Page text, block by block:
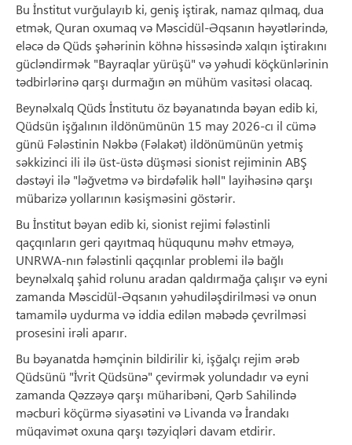
Bu İnstitut vurğulayıb ki, geniş iştirak, namaz qılmaq, dua
etmək, Quran oxumaq və Məscidül-Əqsanın həyətlərində,
eləcə də Qüds şəhərinin köhnə hissəsində xalqın iştirakını
gücləndirmək "Bayraqlar yürüşü" və yəhudi köçkünlərinin
tədbirlərinə qarşı durmağın ən mühüm vasitəsi olacaq.
Beynəlxalq Qüds İnstitutu öz bəyanatında bəyan edib ki,
Qüdsün işğalının ildönümünün 15 may 2026-cı il cümə
günü Fələstinin Nəkbə (Fəlakət) ildönümünün yetmiş
səkkizinci ili ilə üst-üstə düşməsi sionist rejiminin ABŞ
dəstəyi ilə "ləğvetmə və birdəfəlik həll" layihəsinə qarşı
mübarizə yollarının kəsişməsini göstərir.
Bu İnstitut bəyan edib ki, sionist rejimi fələstinli
qaçqınların geri qayıtmaq hüququnu məhv etməyə,
UNRWA-nın fələstinli qaçqınlar problemi ilə bağlı
beynəlxalq şahid rolunu aradan qaldırmağa çalışır və eyni
zamanda Məscidül-Əqsanın yəhudiləşdirilməsi və onun
tamamilə uydurma və iddia edilən məbədə çevrilməsi
prosesini irəli aparır.
Bu bəyanatda həmçinin bildirilir ki, işğalçı rejim ərəb
Qüdsünü "İvrit Qüdsünə" çevirmək yolundadır və eyni
zamanda Qəzzəyə qarşı müharibəni, Qərb Sahilində
məcburi köçürmə siyasətini və Livanda və İrandakı
müqavimət oxuna qarşı təzyiqləri davam etdirir.